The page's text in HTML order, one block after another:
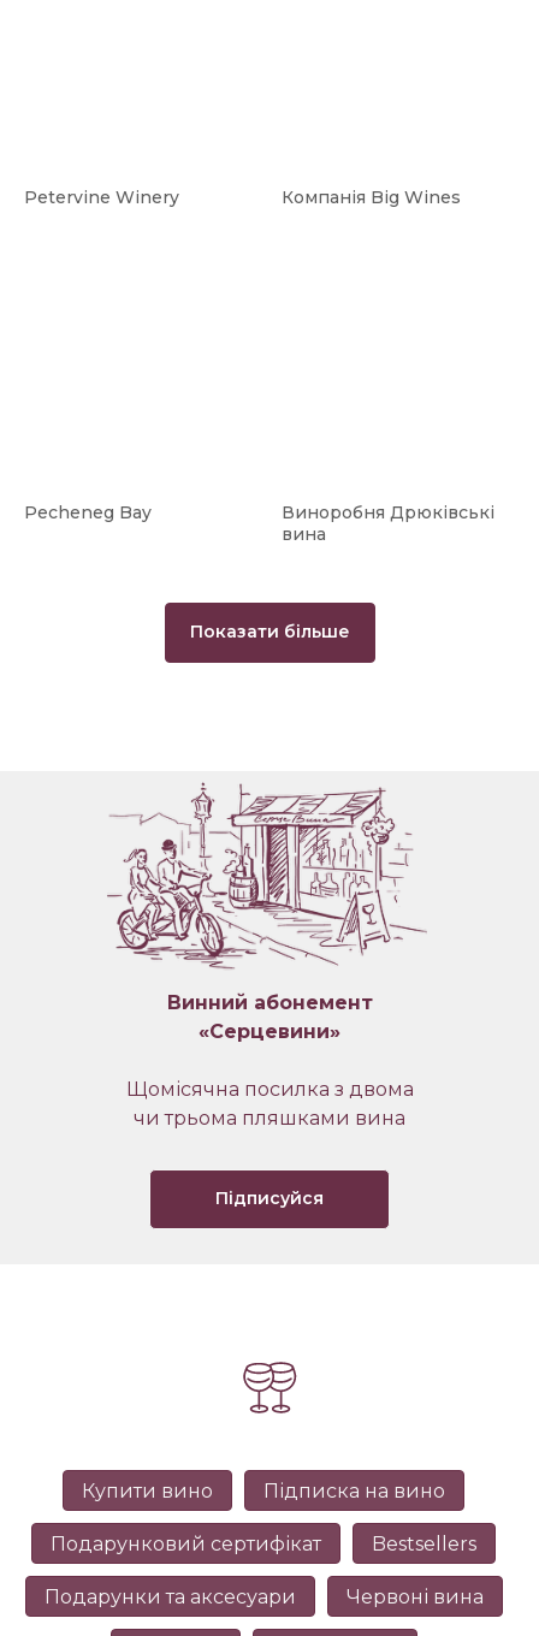
Petervine Winery Компанія Big Wines
Pecheneg Bay
Виноробня Дрюківські
вина
Показати більше
Винний абонемент
«Серцевини»
Щомісячна посилка з двома
чи трьома пляшками вина
Підписуйся
Купити вино Підписка на вино
Подарунковий сертифікат Bestsellers
Подарунки та аксесуари Червоні вина